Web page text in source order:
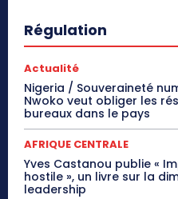
Régulation
Actualité
Nigeria / Souveraineté
Nwoko veut obliger les
bureaux dans le pays
AFRIQUE CENTRALE
Yves Castanou publie «
hostile », un livre sur la
leadership